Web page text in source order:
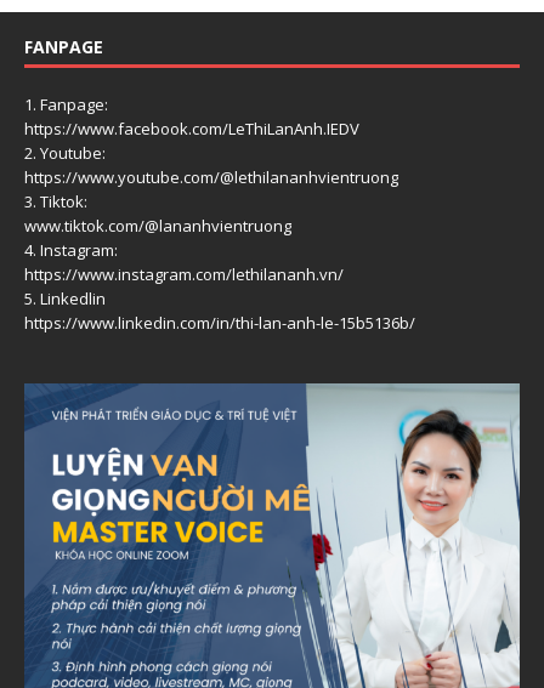
FANPAGE
1. Fanpage:
https://www.facebook.com/LeThiLanAnh.IEDV
2. Youtube:
https://www.youtube.com/@lethilananhvientruong
3. Tiktok:
www.tiktok.com/@lananhvientruong
4. Instagram:
https://www.instagram.com/lethilananh.vn/
5. Linkedlin
https://www.linkedin.com/in/thi-lan-anh-le-15b5136b/